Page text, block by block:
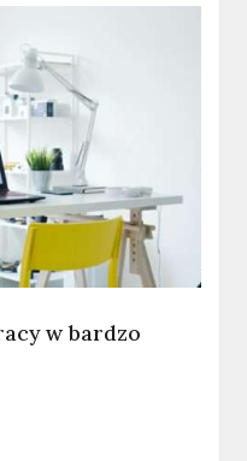
w bardzo